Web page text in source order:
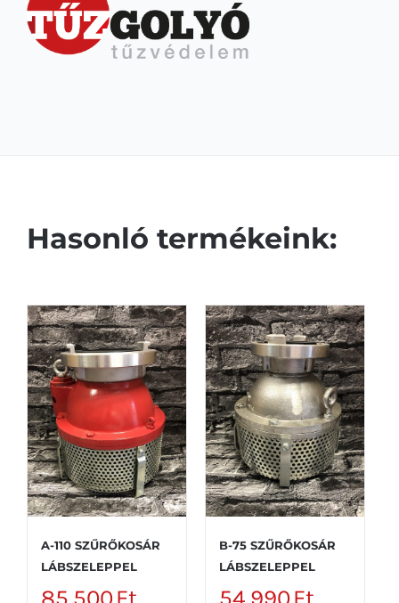
Hasonló termékeink:
A-110 SZŰRŐKOSÁR
LÁBSZELEPPEL
B-75 SZŰRŐKOSÁR
LÁBSZELEPPEL